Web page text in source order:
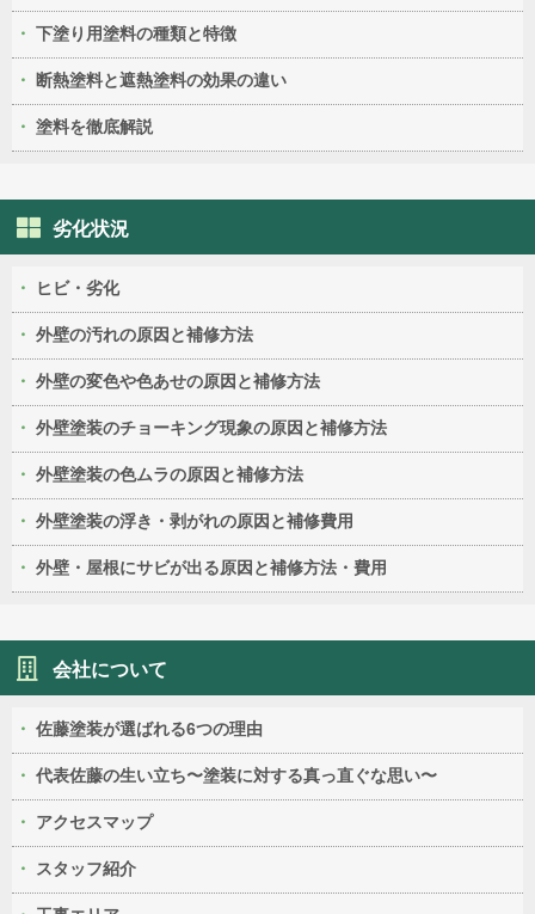
下塗り用塗料の種類と特徴
断熱塗料と遮熱塗料の効果の違い
塗料を徹底解説
劣化状況
ヒビ・劣化
外壁の汚れの原因と補修方法
外壁の変色や色あせの原因と補修方法
外壁塗装のチョーキング現象の原因と補修方法
外壁塗装の色ムラの原因と補修方法
外壁塗装の浮き・剥がれの原因と補修費用
外壁・屋根にサビが出る原因と補修方法・費用
会社について
佐藤塗装が選ばれる6つの理由
代表佐藤の生い立ち〜塗装に対する真っ直ぐな思い〜
アクセスマップ
スタッフ紹介